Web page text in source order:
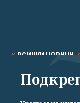
ВСИЧКИ НОВИНИ
СПОРТ